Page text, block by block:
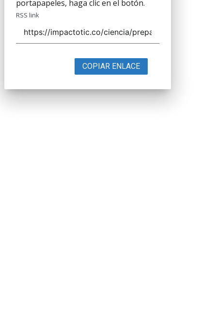
portapapeles, haga clic en el botón.
RSS link
COPIAR ENLACE